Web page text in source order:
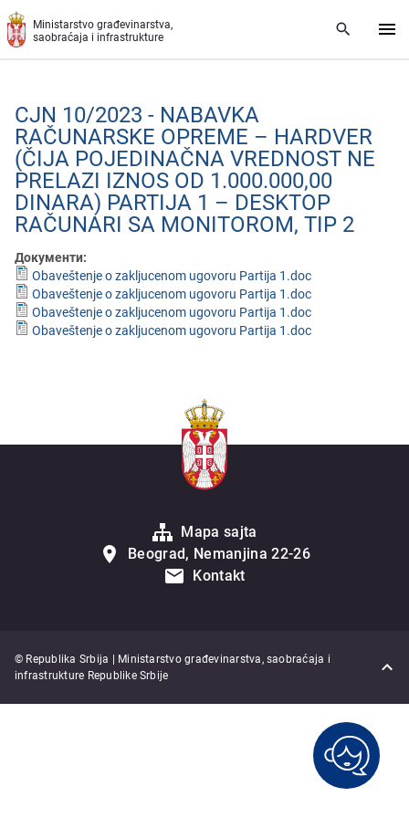
Preskoči na glavni deo sadržaja
Ministarstvo građevinarstva,
saobraćaja i infrastrukture
CJN 10/2023 - NABAVKA
RAČUNARSKЕ OPRЕMЕ – HARDVЕR
(ČIJA POJЕDINAČNA VRЕDNOST NЕ
PRЕLAZI IZNOS OD 1.000.000,00
DINARA) PARTIJA 1 – DЕSKTOP
RAČUNARI SA MONITOROM, TIP 2
Документи:
Obaveštenje o zakljucenom ugovoru Partija 1.doc
Obaveštenje o zakljucenom ugovoru Partija 1.doc
Obaveštenje o zakljucenom ugovoru Partija 1.doc
Obaveštenje o zakljucenom ugovoru Partija 1.doc
Mapa sajta
Beograd, Nemanjina 22-26
Kontakt
© Republika Srbija | Ministarstvo građevinarstva, saobraćaja i
infrastrukture Republike Srbije